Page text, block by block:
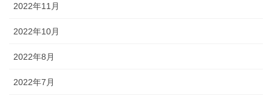
2022年11月
2022年10月
2022年8月
2022年7月